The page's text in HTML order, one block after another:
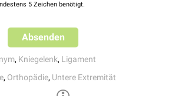
5 Zeichen benötigt.
Absenden
, Kniegelenk, Ligament
, Orthopädie, Untere Extremität